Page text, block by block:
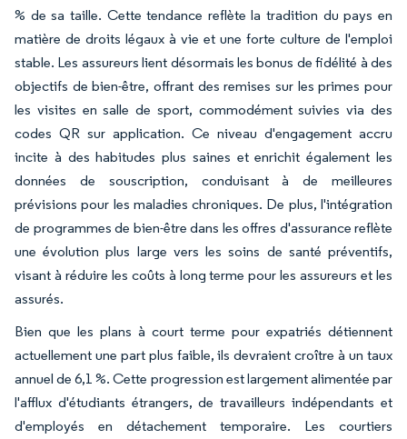
% de sa taille. Cette tendance reflète la tradition du pays en
matière de droits légaux à vie et une forte culture de l'emploi
stable. Les assureurs lient désormais les bonus de fidélité à des
objectifs de bien-être, offrant des remises sur les primes pour
les visites en salle de sport, commodément suivies via des
codes QR sur application. Ce niveau d'engagement accru
incite à des habitudes plus saines et enrichit également les
données de souscription, conduisant à de meilleures
prévisions pour les maladies chroniques. De plus, l'intégration
de programmes de bien-être dans les offres d'assurance reflète
une évolution plus large vers les soins de santé préventifs,
visant à réduire les coûts à long terme pour les assureurs et les
assurés.
Bien que les plans à court terme pour expatriés détiennent
actuellement une part plus faible, ils devraient croître à un taux
annuel de 6,1 %. Cette progression est largement alimentée par
l'afflux d'étudiants étrangers, de travailleurs indépendants et
d'employés en détachement temporaire. Les courtiers